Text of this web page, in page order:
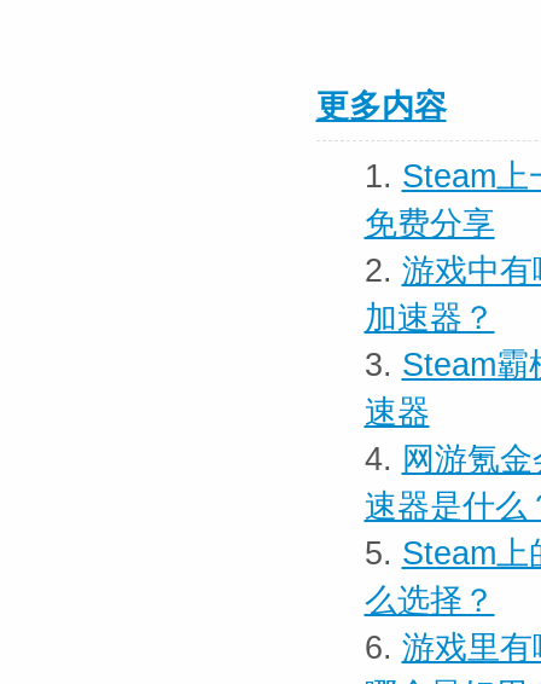
更多内容
1. Steam上
免费分享
2. 游戏中
加速器？
3. Steam霸
速器
4. 网游氪
速器是什么
5. Steam上
么选择？
6. 游戏里